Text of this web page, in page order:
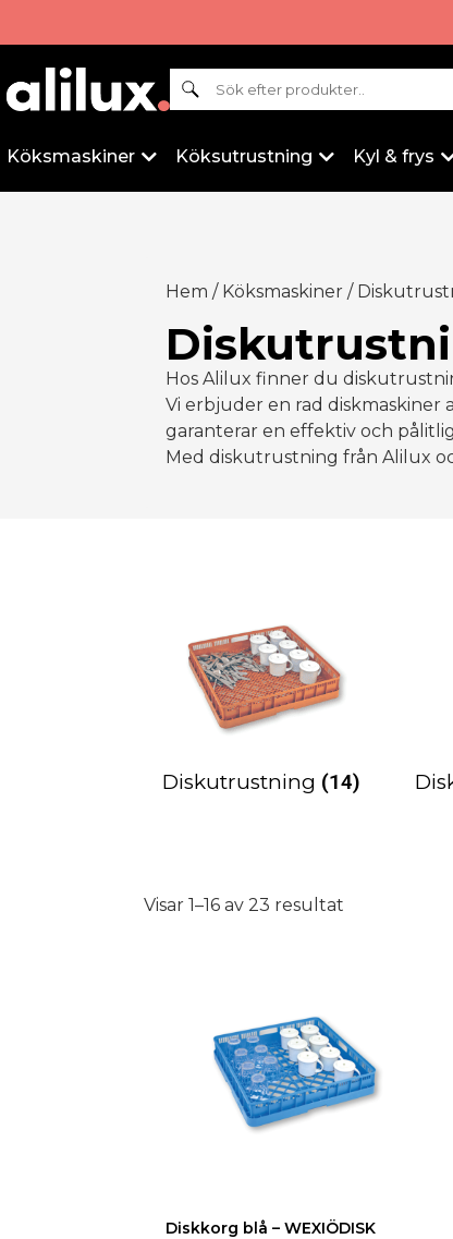
Sök
Köksmaskiner Köksutrustning Kyl & frys
Hem / Köksmaskiner /
Hos Alilux finner du
Vi erbjuder en rad diskmaskiner
garanterar en effektiv och
Med diskutrustning från Alilux
Diskutrustning (14)
Visar 1–16 av 23 resultat
Diskkorg blå – WEXIÖDISK